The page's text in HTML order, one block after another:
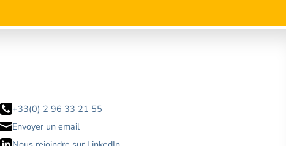
+33(0) 2 96 33 21 55
Envoyer un email